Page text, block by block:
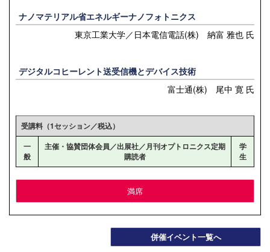
ナノマテリアル省エネルギーナノフォトニクス
東京工業大学／日本電信電話(株) 納富 雅也 氏
デジタルコヒーレント送受信機とデバイス技術
富士通(株) 尾中 寛 氏
受講料（1セッション／税込）
一
般
主催・協賛団体会員／出展社／月刊オプトロニクス定期
購読者
学
生
満席
併催イベント一覧へ